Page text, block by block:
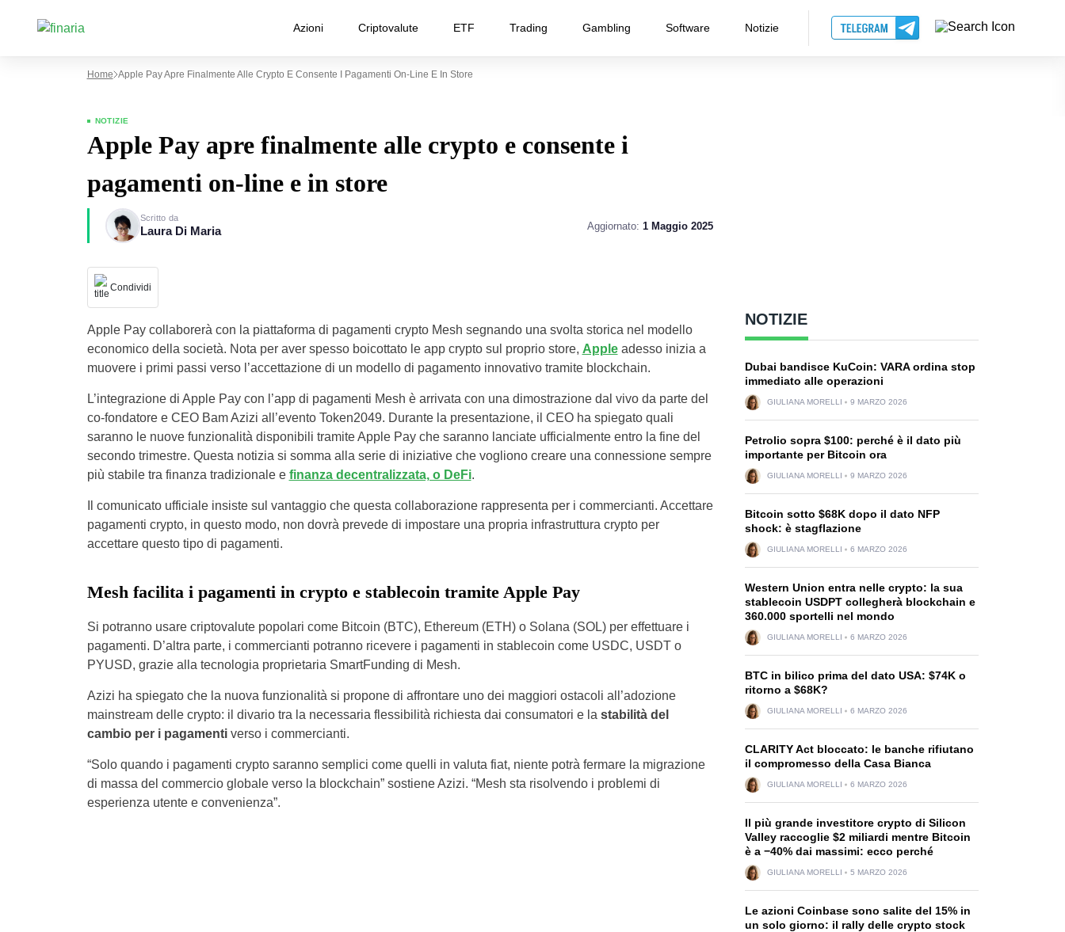
Azioni Criptovalute ETF Trading Gambling Software Notizie
Home Apple Pay Apre Finalmente Alle Crypto E Consente I Pagamenti On-Line E In Store
NOTIZIE
Apple Pay apre finalmente alle crypto e consente i
pagamenti on-line e in store
Scritto da
Laura Di Maria Aggiornato: 1 Maggio 2025
Condividi
Apple Pay collaborerà con la piattaforma di pagamenti crypto Mesh segnando una svolta storica nel modello
economico della società. Nota per aver spesso boicottato le app crypto sul proprio store, Appleadesso inizia a
muovere i primi passi verso l’accettazione di un modello di pagamento innovativo tramite blockchain.
L’integrazione di Apple Pay con l’app di pagamenti Mesh è arrivata con una dimostrazione dal vivo da parte del
co-fondatore e CEO Bam Azizi all’evento Token2049. Durante la presentazione, il CEO ha spiegato quali
saranno le nuove funzionalità disponibili tramite Apple Pay che saranno lanciate ufficialmente entro la fine del
secondo trimestre. Questa notizia si somma alla serie di iniziative che vogliono creare una connessione sempre
più stabile tra finanza tradizionale e finanza decentralizzata, o DeFi.
Il comunicato ufficiale insiste sul vantaggio che questa collaborazione rappresenta per i commercianti. Accettare
pagamenti crypto, in questo modo, non dovrà prevede di impostare una propria infrastruttura crypto per
accettare questo tipo di pagamenti.
Mesh facilita i pagamenti in crypto e stablecoin tramite Apple Pay
Si potranno usare criptovalute popolari come Bitcoin (BTC), Ethereum (ETH) o Solana (SOL) per effettuare i
pagamenti. D’altra parte, i commercianti potranno ricevere i pagamenti in stablecoin come USDC, USDT o
PYUSD, grazie alla tecnologia proprietaria SmartFunding di Mesh.
Azizi ha spiegato che la nuova funzionalità si propone di affrontare uno dei maggiori ostacoli all’adozione
mainstream delle crypto: il divario tra la necessaria flessibilità richiesta dai consumatori e la stabilità del
cambio per i pagamentiverso i commercianti.
“Solo quando i pagamenti crypto saranno semplici come quelli in valuta fiat, niente potrà fermare la migrazione
di massa del commercio globale verso la blockchain” sostiene Azizi. “Mesh sta risolvendo i problemi di
esperienza utente e convenienza”.
NOTIZIE
Dubai bandisce KuCoin: VARA ordina stop
immediato alle operazioni
GIULIANA MORELLI 9 MARZO 2026
Petrolio sopra $100: perché è il dato più
importante per Bitcoin ora
GIULIANA MORELLI 9 MARZO 2026
Bitcoin sotto $68K dopo il dato NFP
shock: è stagflazione
GIULIANA MORELLI 6 MARZO 2026
Western Union entra nelle crypto: la sua
stablecoin USDPT collegherà blockchain e
360.000 sportelli nel mondo
GIULIANA MORELLI 6 MARZO 2026
BTC in bilico prima del dato USA: $74K o
ritorno a $68K?
GIULIANA MORELLI 6 MARZO 2026
CLARITY Act bloccato: le banche rifiutano
il compromesso della Casa Bianca
GIULIANA MORELLI 6 MARZO 2026
Il più grande investitore crypto di Silicon
Valley raccoglie $2 miliardi mentre Bitcoin
è a −40% dai massimi: ecco perché
GIULIANA MORELLI 5 MARZO 2026
Le azioni Coinbase sono salite del 15% in
un solo giorno: il rally delle crypto stock